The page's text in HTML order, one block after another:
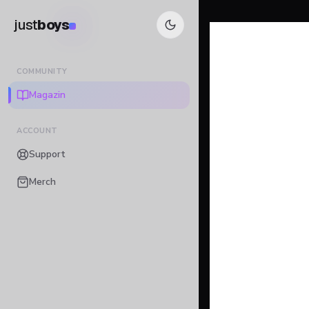
justboys
COMMUNITY
Magazin
ACCOUNT
Support
Merch